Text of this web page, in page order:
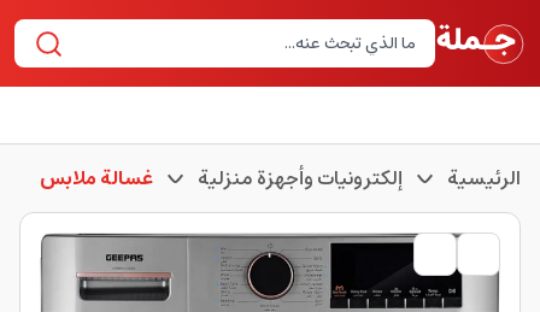
الرئيسية إلكترونيات وأجهزة منزلية غسالة ملابس